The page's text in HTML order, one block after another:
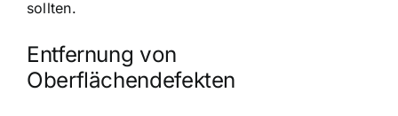
sollten.
Entfernung von
Oberflächendefekten